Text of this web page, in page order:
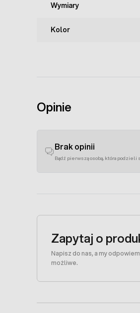
Wymiary
Kolor
Opinie
Brak opinii
Bądź pierwszą osobą, która podzieli
Zapytaj o
Napisz do nas, a my
możliwe.